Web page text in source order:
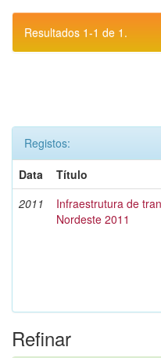
Resultados 1-1 de 1.
Registos:
Data
Título
2011
Infraestrutura de
Nordeste 2011
Refinar